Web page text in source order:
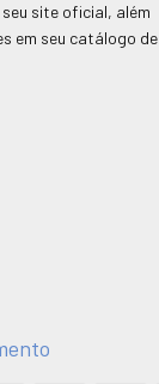
site oficial, além
em seu catálogo de